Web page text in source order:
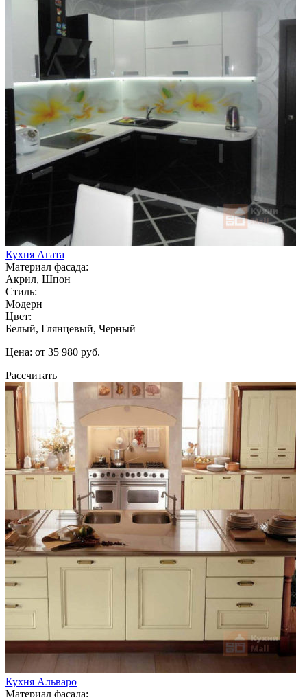
Кухня Агата
Материал фасада:
Акрил, Шпон
Стиль:
Модерн
Цвет:
Белый, Глянцевый, Черный
Цена: от 35 980 руб.
Рассчитать
Кухня Альваро
Материал фасада: